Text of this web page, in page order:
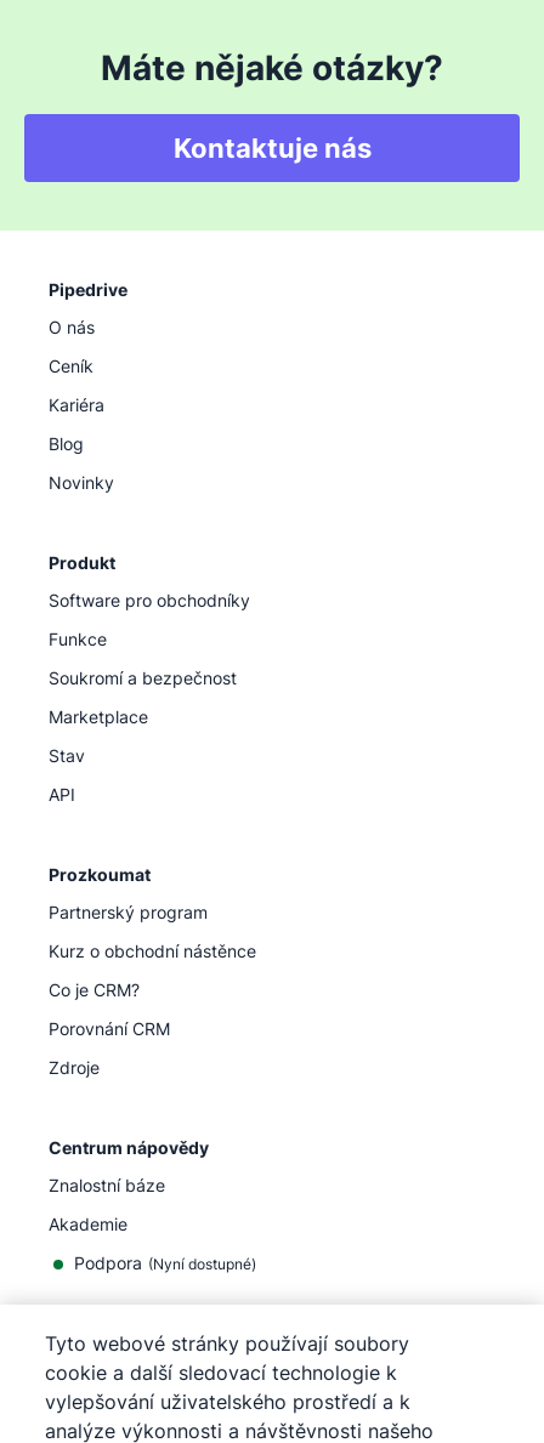
Máte nějaké otázky?
Kontaktuje nás
Pipedrive
O nás
Ceník
Kariéra
Blog
Novinky
Produkt
Software pro obchodníky
Funkce
Soukromí a bezpečnost
Marketplace
Stav
API
Prozkoumat
Partnerský program
Kurz o obchodní nástěnce
Co je CRM?
Porovnání CRM
Zdroje
Centrum nápovědy
Znalostní báze
Akademie
Podpora (Nyní dostupné)
©2026Pipedrive
Tyto webové stránky používají soubory
cookie a další sledovací technologie k
vylepšování uživatelského prostředí a k
analýze výkonnosti a návštěvnosti našeho